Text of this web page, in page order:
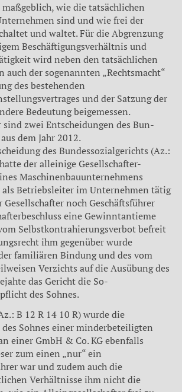
wie die tat­sächlichen
sind und wie frei der
und waltet. Für die Abgrenzung
Beschäftigungsverhältnis und
wird neben den tatsächli­chen
auch der sogenannten „Rechtsmacht“
des bestehenden
und der Satzung der
Bedeutung beigemessen.
sind zwei Entscheidungen des Bun­
dem Jahr 2012.
des Bundessozialgerichts (Az.:
der alleinige Gesellschafter-
Maschinenbauunternehmens
als Betriebsleiter im Unterneh­men tätig
noch Geschäftsführer
eine Gewinntantieme
Selbstkontrahierungsverbot befreit
ihm ge­genüber wurde
fami­liären Bindung und des vom
Verzichts auf die Ausübung des
das Gericht die So­
des Sohnes.
B 12 R 14 10 R) wurde die
Sohnes einer minderbeteiligten
einer GmbH & Co. KG ebenfalls
zum einen „nur“ ein
war und zudem auch die
Verhältnisse ihm nicht die